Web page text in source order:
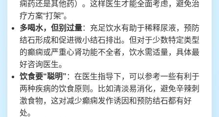
痫药还是其他药）。这样医生才能全面考虑，避免治
疗方案“打架”。
多喝水，但别过量：充足饮水有助于稀释尿液，预防
结石形成和促进微小结石排出。但对于少数特定类型
的癫痫或严重心肾功能不全者，饮水需适量，具体最
好咨询医生。
饮食要“聪明” ：在医生指导下，可以参考一些有利于
两种疾病的饮食原则。比如清淡易消化，避免辛辣刺
激食物，这对减少癫痫发作诱因和预防结石都有好
处。